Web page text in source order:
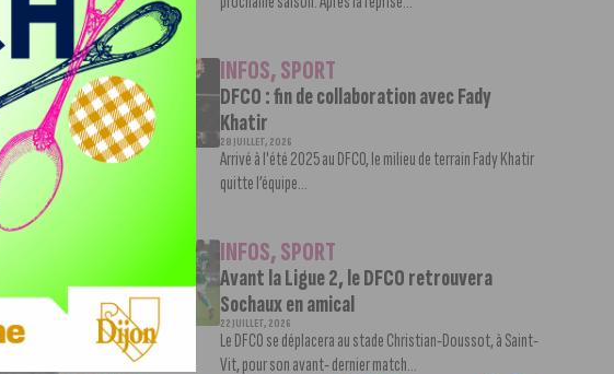
INFOS,SPORT
DFCO : fin de collaboration avec Fady
Khatir
28 JUILLET, 2026
Arrivé à l'été 2025 au DFCO, le milieu de terrain Fady Khatir
quitte l’équipe...
INFOS,SPORT
Avant la Ligue 2, le DFCO retrouvera
Sochaux en amical
22 JUILLET, 2026
Le DFCO se déplacera au stade Christian-Doussot, à Saint-
Vit, pour son avant- dernier match...